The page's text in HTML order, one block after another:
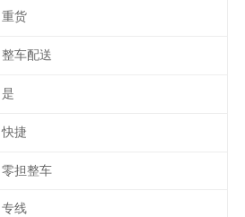
重货
整车配送
是
快捷
零担整车
专线